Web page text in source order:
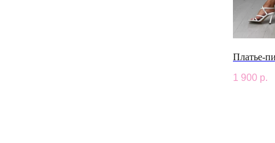
Платье-
1 900 р.